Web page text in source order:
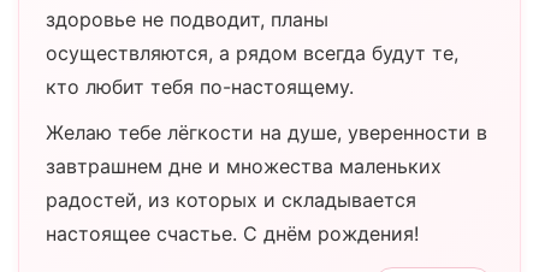
здоровье не подводит, планы
осуществляются, а рядом всегда будут те,
кто любит тебя по-настоящему.
Желаю тебе лёгкости на душе, уверенности в
завтрашнем дне и множества маленьких
радостей, из которых и складывается
настоящее счастье. С днём рождения!